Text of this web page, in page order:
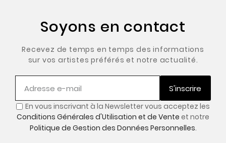
Soyons en contact
Recevez de temps en temps des informations
sur vos artistes préférés et notre actualité.
S'inscrire
En vous inscrivant à la Newsletter vous acceptez les
Conditions Générales d'Utilisation et de Vente et notre
Politique de Gestion des Données Personnelles.